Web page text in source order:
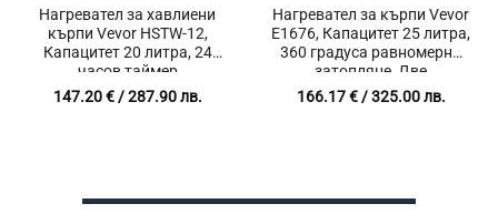
Нагревател за хавлиени
кърпи Vevor HSTW-12,
Капацитет 20 литра, 24
часов таймер
147.20€/ 287.90 лв.
Нагревател за кърпи Vevor
E1676, Капацитет 25 литра,
360 градуса равномерно
затопляне, Две
температурни нива
166.17€/ 325.00 лв.